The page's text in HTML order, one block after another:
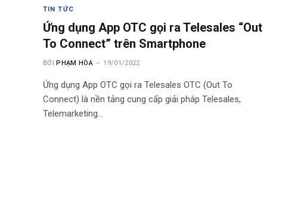
TIN TỨC
Ứng dụng App OTC gọi ra Telesales “Out
To Connect” trên Smartphone
BỞI PHẠM HÒA 19/01/2022
Ứng dụng App OTC gọi ra Telesales OTC (Out To
Connect) là nền tảng cung cấp giải pháp Telesales,
Telemarketing…